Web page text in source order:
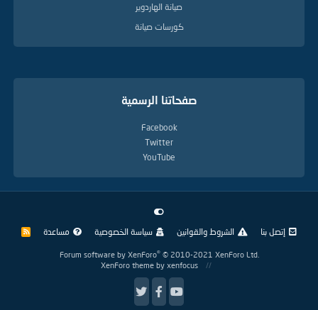
صيانة الهاردوير
كورسات صيانة
صفحاتنا الرسمية
Facebook
Twitter
YouTube
إتصل بنا الشروط والقوانين سياسة الخصوصية مساعدة
R
Forum software by XenForo® © 2010-2021 XenForo Ltd.
XenForo theme by xenfocus